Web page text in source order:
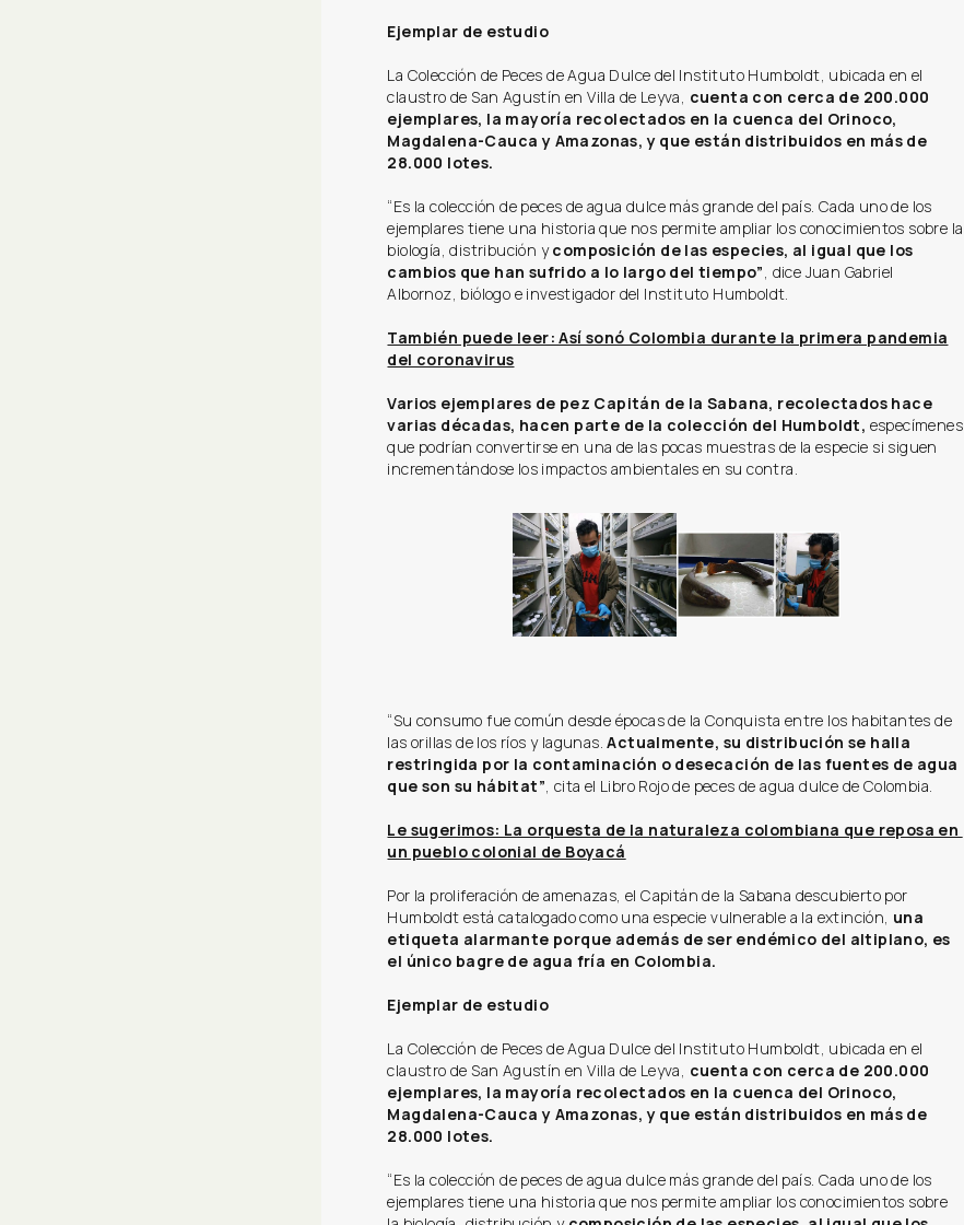
Ejemplar de estudio
La Colección de Peces de Agua Dulce del Instituto Humboldt, ubicada en el
claustro de San Agustín en Villa de Leyva, cuenta con cerca de 200.000
ejemplares, la mayoría recolectados en la cuenca del Orinoco,
Magdalena-Cauca y Amazonas, y que están distribuidos en más de
28.000 lotes.
“Es la colección de peces de agua dulce más grande del país. Cada uno de los
ejemplares tiene una historia que nos permite ampliar los conocimientos sobre la
biología, distribución ycomposición de las especies, al igual que los
cambios que han sufrido a lo largo del tiempo”, dice Juan Gabriel
Albornoz, biólogo e investigador del Instituto Humboldt.
También puede leer: Así sonó Colombia durante la primera pandemia
del coronavirus
Varios ejemplares de pez Capitán de la Sabana, recolectados hace
varias décadas, hacen parte de la colección del Humboldt, especímenes
que podrían convertirse en una de las pocas muestras de la especie si siguen
incrementándose los impactos ambientales en su contra.
“Su consumo fue común desde épocas de la Conquista entre los habitantes de
las orillas de los ríos y lagunas. Actualmente, su distribución se halla
restringida por la contaminación o desecación de las fuentes de agua
que son su hábitat”, cita el Libro Rojo de peces de agua dulce de Colombia.
Le sugerimos: La orquesta de la naturaleza colombiana que reposa en
un pueblo colonial de Boyacá
Por la proliferación de amenazas, el Capitán de la Sabana descubierto por
Humboldt está catalogado como una especie vulnerable a la extinción, una
etiqueta alarmante porque además de ser endémico del altiplano, es
el único bagre de agua fría en Colombia.
Ejemplar de estudio
La Colección de Peces de Agua Dulce del Instituto Humboldt, ubicada en el
claustro de San Agustín en Villa de Leyva, cuenta con cerca de 200.000
ejemplares, la mayoría recolectados en la cuenca del Orinoco,
Magdalena-Cauca y Amazonas, y que están distribuidos en más de
28.000 lotes.
“Es la colección de peces de agua dulce más grande del país. Cada uno de los
ejemplares tiene una historia que nos permite ampliar los conocimientos sobre